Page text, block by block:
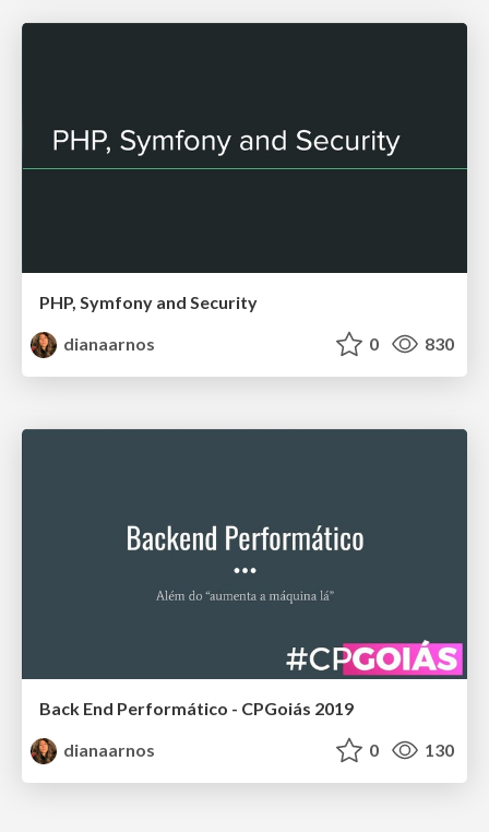
PHP, Symfony and Security
dianaarnos
0 830
Back End Performático - CPGoiás 2019
dianaarnos
0 130